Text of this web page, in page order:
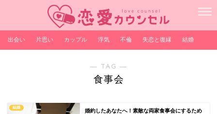
出会い 片思い カップル 浮気 不倫 失恋と復縁 結婚
― TAG ―
食事会
結婚
婚約したあなたへ！素敵な両家食事会にするため